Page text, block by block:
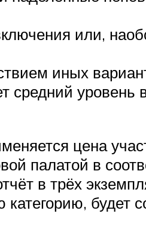
или,
иных
уровень
цена
палатой в
в трёх
будет